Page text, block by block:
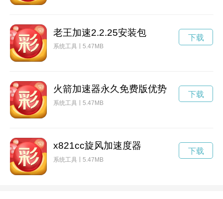
老王加速2.2.25安装包
系统工具 5.47MB
下载
火箭加速器永久免费版优势
系统工具 5.47MB
下载
x821cc旋风加速度器
系统工具 5.47MB
下载